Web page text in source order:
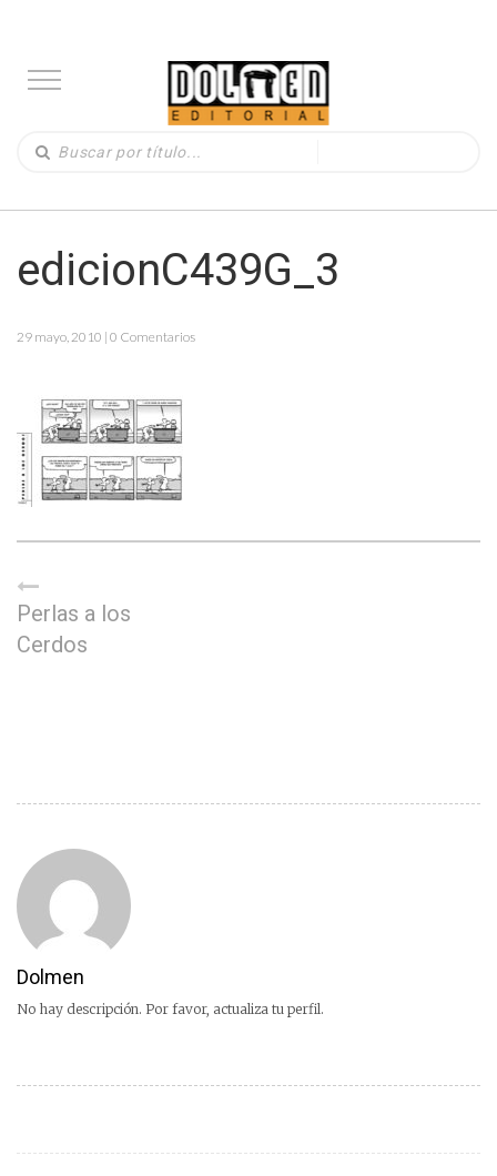
edicionC439G_3
29 mayo, 2010 | 0 Comentarios
Perlas a los
Cerdos
Dolmen
No hay descripción. Por favor, actualiza tu perfil.